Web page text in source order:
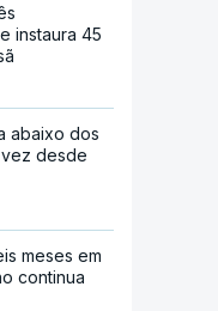
instaura 45
abaixo dos
desde
meses em
continua